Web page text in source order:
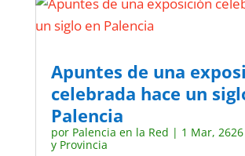
Apuntes de una
celebrada hace un
Palencia
por Palencia en la Red | 1 Mar, 2626
y Provincia